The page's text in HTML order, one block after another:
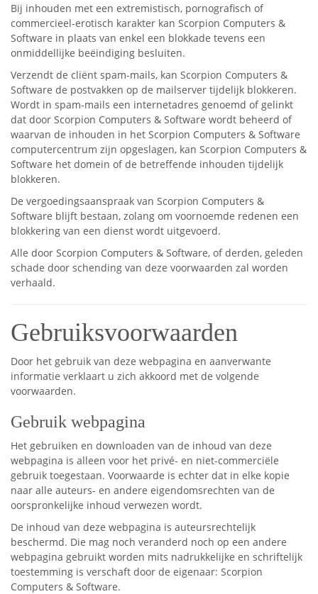
Bij inhouden met een extremistisch, pornografisch of
commercieel-erotisch karakter kan Scorpion Computers &
Software in plaats van enkel een blokkade tevens een
onmiddellijke beëindiging besluiten.
Verzendt de cliënt spam-mails, kan Scorpion Computers &
Software de postvakken op de mailserver tijdelijk blokkeren.
Wordt in spam-mails een internetadres genoemd of gelinkt
dat door Scorpion Computers & Software wordt beheerd of
waarvan de inhouden in het Scorpion Computers & Software
computercentrum zijn opgeslagen, kan Scorpion Computers &
Software het domein of de betreffende inhouden tijdelijk
blokkeren.
De vergoedingsaanspraak van Scorpion Computers &
Software blijft bestaan, zolang om voornoemde redenen een
blokkering van een dienst wordt uitgevoerd.
Alle door Scorpion Computers & Software, of derden, geleden
schade door schending van deze voorwaarden zal worden
verhaald.
Gebruiksvoorwaarden
Door het gebruik van deze webpagina en aanverwante
informatie verklaart u zich akkoord met de volgende
voorwaarden.
Gebruik webpagina
Het gebruiken en downloaden van de inhoud van deze
webpagina is alleen voor het privé- en niet-commerciële
gebruik toegestaan. Voorwaarde is echter dat in elke kopie
naar alle auteurs- en andere eigendomsrechten van de
oorspronkelijke inhoud verwezen wordt.
De inhoud van deze webpagina is auteursrechtelijk
beschermd. Die mag noch veranderd noch op een andere
webpagina gebruikt worden mits nadrukkelijke en schriftelijk
toestemming is verschaft door de eigenaar: Scorpion
Computers & Software.